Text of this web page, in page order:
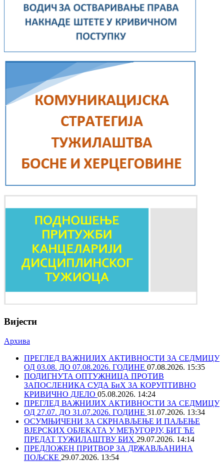
Вијести
Архива
ПРЕГЛЕД ВАЖНИЈИХ АКТИВНОСТИ ЗА СЕДМИЦУ
ОД 03.08. ДО 07.08.2026. ГОДИНЕ 07.08.2026. 15:35
ПОДИГНУТА ОПТУЖНИЦА ПРОТИВ
ЗАПОСЛЕНИКА СУДА БиХ ЗА КОРУПТИВНО
КРИВИЧНО ДЈЕЛО 05.08.2026. 14:24
ПРЕГЛЕД ВАЖНИЈИХ АКТИВНОСТИ ЗА СЕДМИЦУ
ОД 27.07. ДО 31.07.2026. ГОДИНЕ 31.07.2026. 13:34
ОСУМЊИЧЕНИ ЗА СКРНАВЉЕЊЕ И ПАЉЕЊЕ
ВЈЕРСКИХ ОБЈЕКАТА У МЕЂУГОРЈУ, БИТ ЋЕ
ПРЕДАТ ТУЖИЛАШТВУ БИХ 29.07.2026. 14:14
ПРЕДЛОЖЕН ПРИТВОР ЗА ДРЖАВЉАНИНА
ПОЉСКЕ 29.07.2026. 13:54